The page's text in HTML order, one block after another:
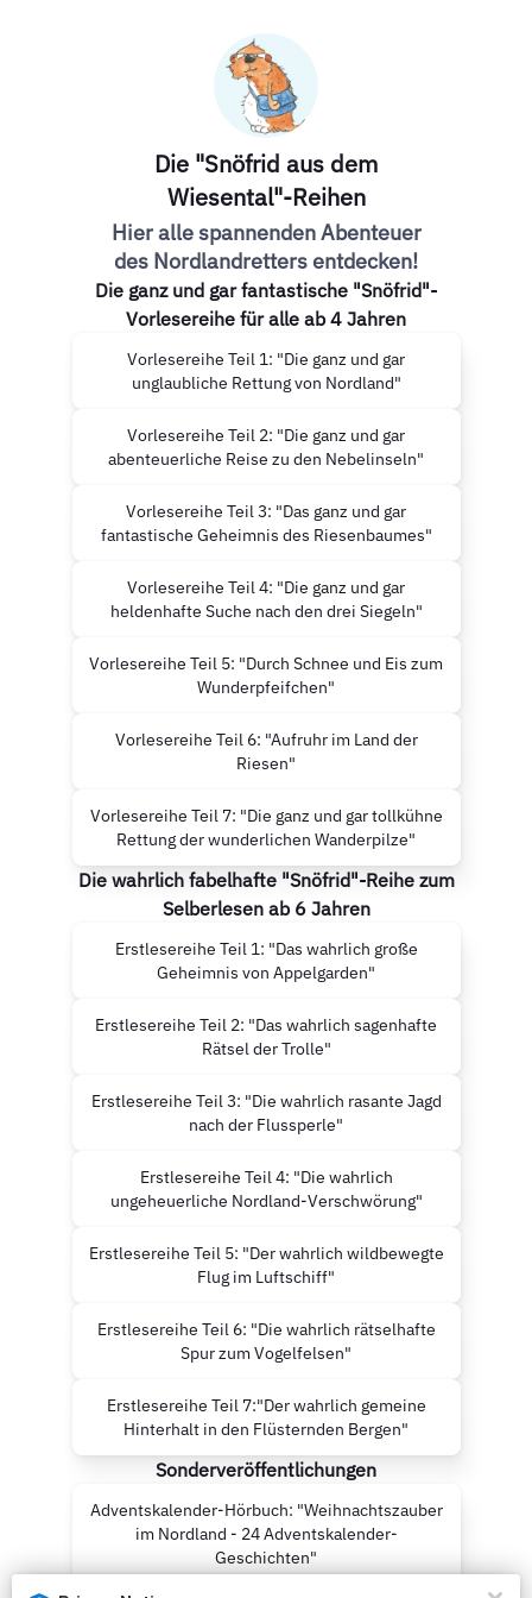
Die "Snöfrid aus dem
Wiesental"-Reihen
Hier alle spannenden Abenteuer
des Nordlandretters entdecken!
Die ganz und gar fantastische "Snöfrid"-
Vorlesereihe für alle ab 4 Jahren
Vorlesereihe Teil 1: "Die ganz und gar
unglaubliche Rettung von Nordland"
Vorlesereihe Teil 2: "Die ganz und gar
abenteuerliche Reise zu den Nebelinseln"
Vorlesereihe Teil 3: "Das ganz und gar
fantastische Geheimnis des Riesenbaumes"
Vorlesereihe Teil 4: "Die ganz und gar
heldenhafte Suche nach den drei Siegeln"
Vorlesereihe Teil 5: "Durch Schnee und Eis zum
Wunderpfeifchen"
Vorlesereihe Teil 6: "Aufruhr im Land der
Riesen"
Vorlesereihe Teil 7: "Die ganz und gar tollkühne
Rettung der wunderlichen Wanderpilze"
Die wahrlich fabelhafte "Snöfrid"-Reihe zum
Selberlesen ab 6 Jahren
Erstlesereihe Teil 1: "Das wahrlich große
Geheimnis von Appelgarden"
Erstlesereihe Teil 2: "Das wahrlich sagenhafte
Rätsel der Trolle"
Erstlesereihe Teil 3: "Die wahrlich rasante Jagd
nach der Flussperle"
Erstlesereihe Teil 4: "Die wahrlich
ungeheuerliche Nordland-Verschwörung"
Erstlesereihe Teil 5: "Der wahrlich wildbewegte
Flug im Luftschiff"
Erstlesereihe Teil 6: "Die wahrlich rätselhafte
Spur zum Vogelfelsen"
Erstlesereihe Teil 7:"Der wahrlich gemeine
Hinterhalt in den Flüsternden Bergen"
Sonderveröffentlichungen
Adventskalender-Hörbuch: "Weihnachtszauber
im Nordland - 24 Adventskalender-
Geschichten"